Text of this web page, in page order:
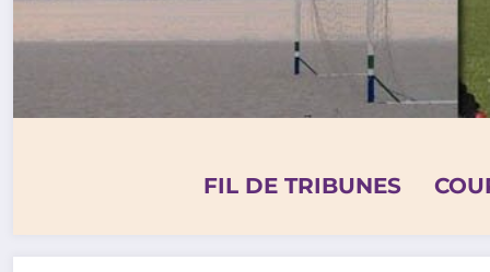
FIL DE TRIBUNES